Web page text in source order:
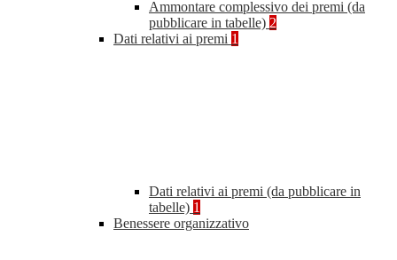
Ammontare complessivo dei premi (da
pubblicare in tabelle) 2
Dati relativi ai premi 1
Dati relativi ai premi (da pubblicare in
tabelle) 1
Benessere organizzativo